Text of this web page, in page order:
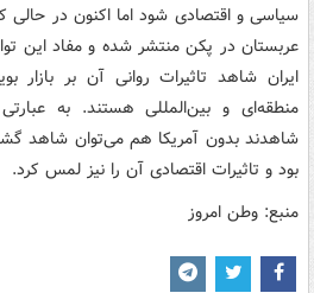
سیاسی و اقتصادی شود اما اکنون در حالی
عربستان در پکن منتشر شده و مفاد این
ایران شاهد تاثیرات روانی آن بر بازار
منطقه‌ای و بین‌المللی هستند. به
شاهدند بدون آمریکا هم می‌توان شاهد
بود و تاثیرات اقتصادی آن را نیز لمس کرد.
منبع: وطن امروز